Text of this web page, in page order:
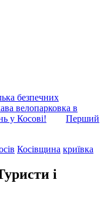
безпечних
велопарковка в
у Косові!
Перший
Косівщина криївка
і